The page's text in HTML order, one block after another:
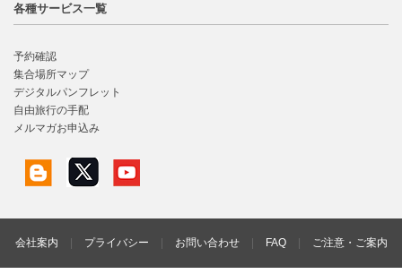
各種サービス一覧
予約確認
集合場所マップ
デジタルパンフレット
自由旅行の手配
メルマガお申込み
会社案内 プライバシー お問い合わせ FAQ ご注意・ご案内